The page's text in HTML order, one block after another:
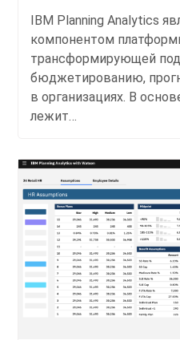
IBM Planning Analytics
компонентом
трансформирующей
бюджетированию,
в организациях. В
лежит…